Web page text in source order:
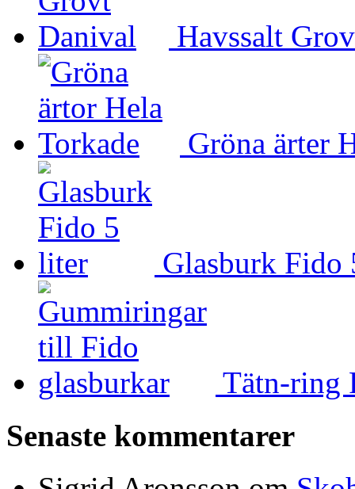
Havssalt
Gröna ärter
Glasburk
Tätn-ring
Senaste kommentarer